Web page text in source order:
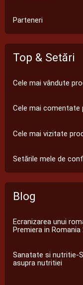
Parteneri
Top & Setări
Cele mai vândute
Cele mai comentate
Cele mai vizitate
Setările mele de
Blog
Ecranizarea unui
Premiera in Romania
Sanatate si nutritie-
asupra nutritiei